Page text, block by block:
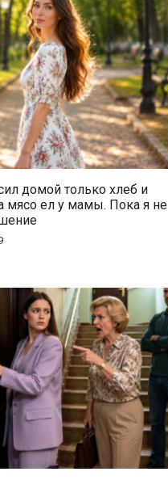
домой только хлеб и
мясо ел у мамы. Пока я не